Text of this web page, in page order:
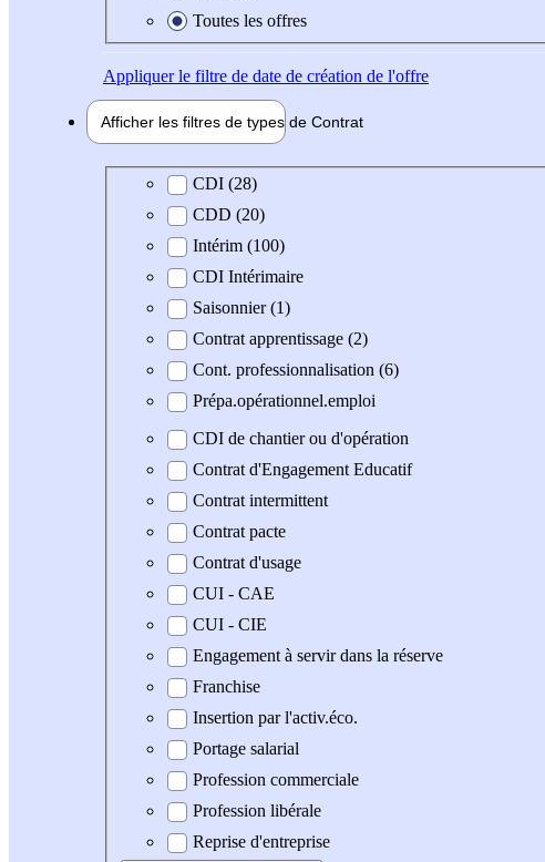
Toutes les offres
Appliquerle filtre de date de création de l'offre
Afficher les filtres de types de Contrat
Type de contratCDI (28)
CDD (20)
Intérim (100)
CDI Intérimaire
Saisonnier (1)
Contrat apprentissage (2)
Cont. professionnalisation (6)
Prépa.opérationnel.emploi
CDI de chantier ou d'opération
Contrat d'Engagement Educatif
Contrat intermittent
Contrat pacte
Contrat d'usage
CUI - CAE
CUI - CIE
Engagement à servir dans la réserve
Franchise
Insertion par l'activ.éco.
Portage salarial
Profession commerciale
Profession libérale
Reprise d'entreprise